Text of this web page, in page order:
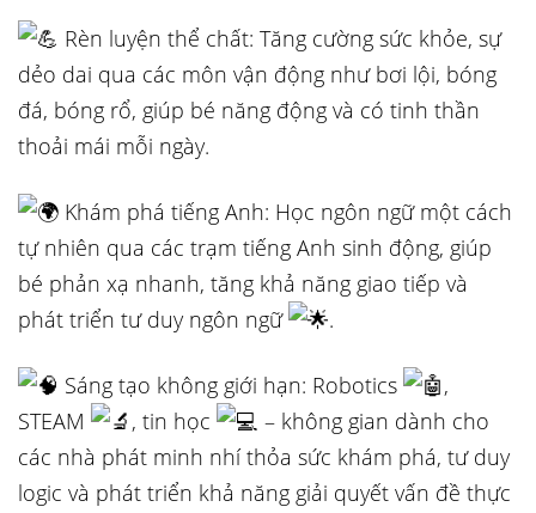
Rèn luyện thể chất: Tăng cường sức khỏe, sự
dẻo dai qua các môn vận động như bơi lội, bóng
đá, bóng rổ, giúp bé năng động và có tinh thần
thoải mái mỗi ngày.
Khám phá tiếng Anh: Học ngôn ngữ một cách
tự nhiên qua các trạm tiếng Anh sinh động, giúp
bé phản xạ nhanh, tăng khả năng giao tiếp và
phát triển tư duy ngôn ngữ
.
Sáng tạo không giới hạn: Robotics
,
STEAM
, tin học
– không gian dành cho
các nhà phát minh nhí thỏa sức khám phá, tư duy
logic và phát triển khả năng giải quyết vấn đề thực